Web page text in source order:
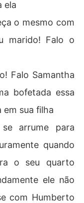
ela
o mesmo com
marido! Falo o
Falo Samantha
bofetada essa
em sua filha
arrume para
quando
o seu quarto
ele não
com Humberto